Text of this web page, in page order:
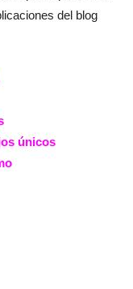
del blog
únicos